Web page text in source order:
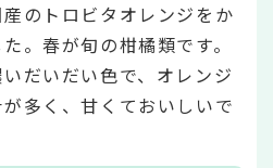
のトロビタオレンジをか
。春が旬の柑橘類です。
だいだい色で、オレンジ
多く、甘くておいしいで